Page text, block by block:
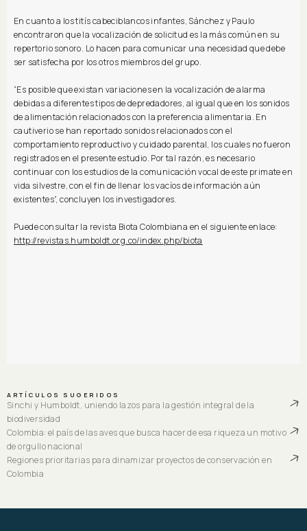
En cuanto a los titís cabeciblancos infantes, Sánchez y Paulo
encontraron que la vocalización de solicitud es la más común en su
repertorio sonoro. Lo hacen para comunicar una necesidad que debe
ser satisfecha por los otros miembros del grupo.
“Es posible que existan variaciones en la vocalización de alarma
debidas a diferentes tipos de depredadores, al igual que en los sonidos
de alimentación relacionados con la preferencia alimentaria. En
cautiverio se han reportado sonidos relacionados con el
comportamiento reproductivo y cuidado parental, los cuales no fueron
registrados en el presente estudio. Por tal razón, es necesario
continuar con los estudios de la comunicación vocal de este primate en
vida silvestre, con el fin de llenar los vacíos de información aún
existentes”, concluyen los investigadores.
Puede consultar la revista Biota Colombiana en el siguiente enlace:
http://revistas.humboldt.org.co/index.php/biota
ARTÍCULOS SUGERIDOS
Sinchi y Humboldt, uniendo lazos para la gestión integral de la
biodiversidad
Colombia: el país de las aves que busca hacer de esa riqueza un motivo
de orgullo nacional
Regiones prioritarias para dinamizar proyectos de conservación en
Colombia